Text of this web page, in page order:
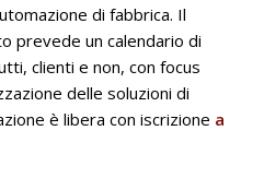
di fabbrica. Il
prevede un calendario di
clienti e non, con focus
delle soluzioni di
è libera con iscrizione a